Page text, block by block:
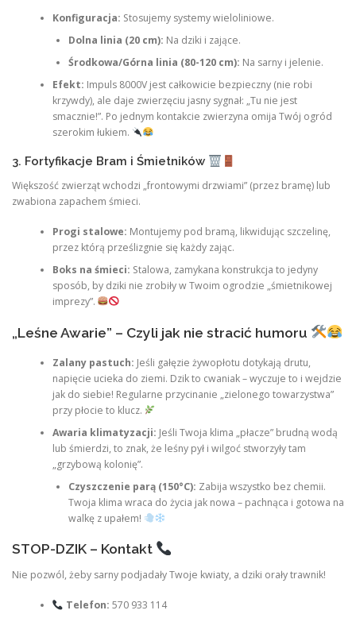
Konfiguracja: Stosujemy systemy wieloliniowe.
Dolna linia (20 cm): Na dziki i zające.
Środkowa/Górna linia (80-120 cm): Na sarny i jelenie.
Efekt: Impuls 8000V jest całkowicie bezpieczny (nie robi
krzywdy), ale daje zwierzęciu jasny sygnał: „Tu nie jest
smacznie!”. Po jednym kontakcie zwierzyna omija Twój ogród
szerokim łukiem.
3. Fortyfikacje Bram i Śmietników
Większość zwierząt wchodzi „frontowymi drzwiami” (przez bramę) lub
zwabiona zapachem śmieci.
Progi stalowe: Montujemy pod bramą, likwidując szczelinę,
przez którą prześlizgnie się każdy zając.
Boks na śmieci: Stalowa, zamykana konstrukcja to jedyny
sposób, by dziki nie zrobiły w Twoim ogrodzie „śmietnikowej
imprezy”.
„Leśne Awarie” – Czyli jak nie stracić humoru
Zalany pastuch: Jeśli gałęzie żywopłotu dotykają drutu,
napięcie ucieka do ziemi. Dzik to cwaniak – wyczuje to i wejdzie
jak do siebie! Regularne przycinanie „zielonego towarzystwa”
przy płocie to klucz.
Awaria klimatyzacji: Jeśli Twoja klima „płacze” brudną wodą
lub śmierdzi, to znak, że leśny pył i wilgoć stworzyły tam
„grzybową kolonię”.
Czyszczenie parą (150°C): Zabija wszystko bez chemii.
Twoja klima wraca do życia jak nowa – pachnąca i gotowa na
walkę z upałem!
STOP-DZIK – Kontakt
Nie pozwól, żeby sarny podjadały Twoje kwiaty, a dziki orały trawnik!
Telefon: 570 933 114